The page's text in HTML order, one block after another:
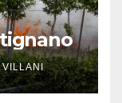
VILLANI